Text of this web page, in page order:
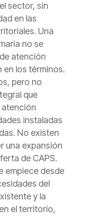
sector, sin
en las
Una
no se
atención
los términos.
pero no
que
atención
instaladas
No existen
una expansión
de CAPS.
empiece desde
del
y la
el territorio,